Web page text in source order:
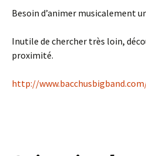
Besoin d’animer musicalement
Inutile de chercher très loin,
proximité.
http://